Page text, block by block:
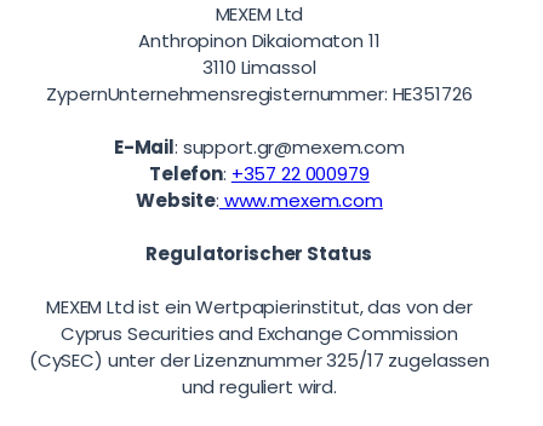
RO
MEXEM Ltd
Anthropinon Dikaiomaton 11
3110 Limassol
ZypernUnternehmensregisternummer: HE351726
E-Mail: support.gr@mexem.com
Telefon: +357 22 000979
Website: www.mexem.com
Regulatorischer Status
MEXEM Ltd ist ein Wertpapierinstitut, das von der
Cyprus Securities and Exchange Commission
(CySEC) unter der Lizenznummer 325/17 zugelassen
und reguliert wird.